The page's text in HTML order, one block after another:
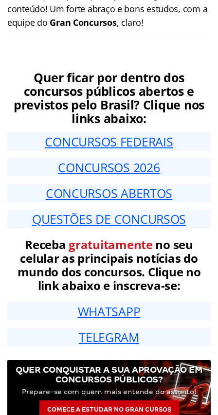
conteúdo! Um forte abraço e bons estudos, com a
equipe do Gran Concursos, claro!
Quer ficar por dentro dos
concursos públicos abertos e
previstos pelo Brasil? Clique nos
links abaixo:
CONCURSOS FEDERAIS
CONCURSOS 2026
CONCURSOS ABERTOS
QUESTÕES DE CONCURSOS
Receba gratuitamenteno seu
celular as principais notícias do
mundo dos concursos. Clique no
link abaixo e inscreva-se:
WHATSAPP
TELEGRAM
QUER CONQUISTAR A SUA APROVAÇÃO EM
CONCURSOS PÚBLICOS?
Prepare-se com quem mais entende do assunto!
COMECE A ESTUDAR NO GRAN CURSOS